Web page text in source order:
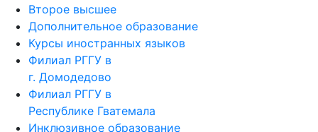
Второе высшее
Дополнительное образование
Курсы иностранных языков
Филиал РГГУ в
г. Домодедово
Филиал РГГУ в
Республике Гватемала
Инклюзивное образование